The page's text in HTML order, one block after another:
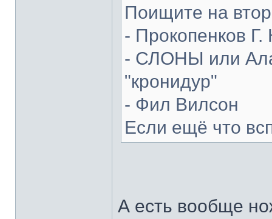
Поищите на
- Прокопенков Г.
- СЛОНЫ или
"кронидур"
- Фил Вилсон
Если ещё что
А есть вообще